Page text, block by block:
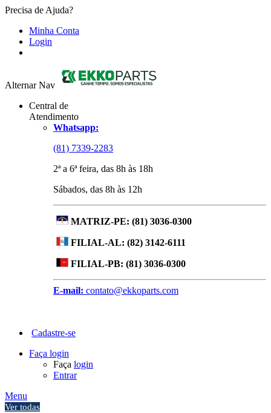
Precisa de Ajuda?
Minha Conta
Login
Alternar Nav
Central de
Atendimento
Whatsapp:
(81) 7339-2283
2ª a 6ª feira, das 8h às 18h
Sábados, das 8h às 12h
MATRIZ-PE: (81) 3036-0300
FILIAL-AL: (82) 3142-6111
FILIAL-PB: (81) 3036-0300
E-mail: contato@ekkoparts.com
Cadastre-se
Faça login
Faça login
Entrar
Menu
Ver todas